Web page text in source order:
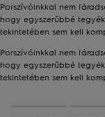
Porszívóinkkal nem
hogy egyszerűbbé
tekintetében sem kell
Porszívóinkkal nem
hogy egyszerűbbé
tekintetében sem kell